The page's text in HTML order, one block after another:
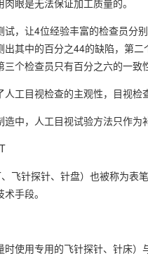
眼是无法保证加工质量的。
试，让4位经验丰富的检查员分
出其中的百分之44的缺陷，第
个检查员只有百分之六的一致
工目视检查的主观性，目视检
中，人工目视试验方法只作为
飞针探针、针盘）也被称为表
手段。
时使用专用的飞针探针、针床）